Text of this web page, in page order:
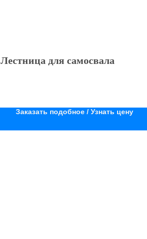
Лестница для самосвала
Заказать подобное / Узнать цену